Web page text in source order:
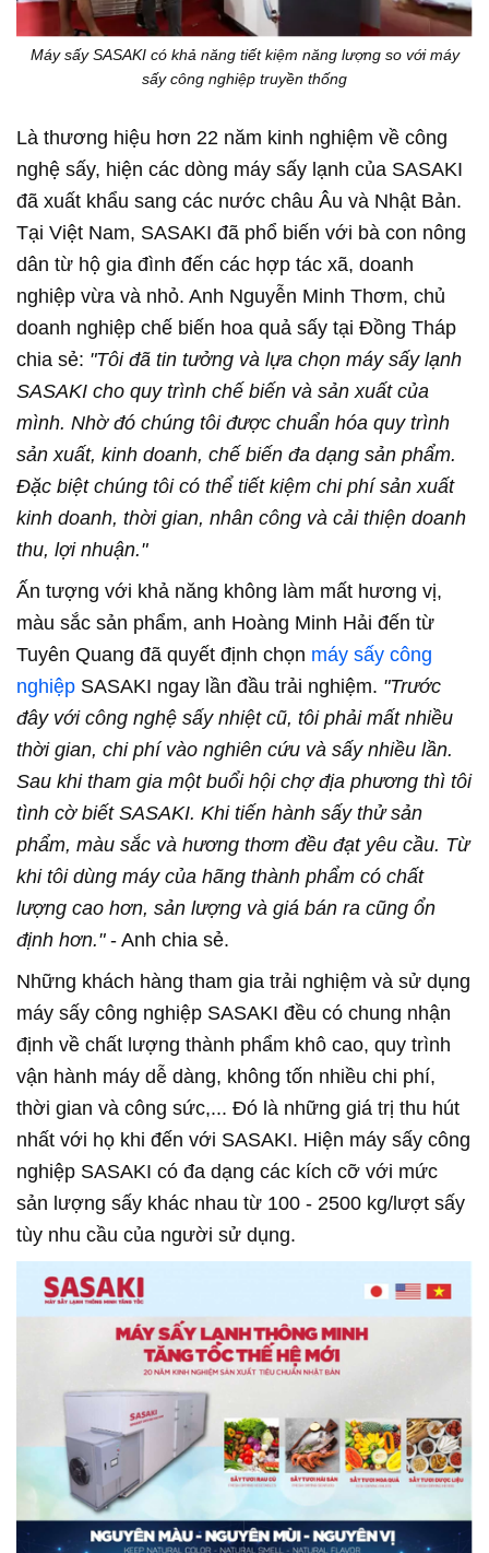
Máy sấy SASAKI có khả năng tiết kiệm năng lượng so với máy
sấy công nghiệp truyền thống
Là thương hiệu hơn 22 năm kinh nghiệm về công
nghệ sấy, hiện các dòng máy sấy lạnh của SASAKI
đã xuất khẩu sang các nước châu Âu và Nhật Bản.
Tại Việt Nam, SASAKI đã phổ biến với bà con nông
dân từ hộ gia đình đến các hợp tác xã, doanh
nghiệp vừa và nhỏ. Anh Nguyễn Minh Thơm, chủ
doanh nghiệp chế biến hoa quả sấy tại Đồng Tháp
chia sẻ: "Tôi đã tin tưởng và lựa chọn máy sấy lạnh
SASAKI cho quy trình chế biến và sản xuất của
mình. Nhờ đó chúng tôi được chuẩn hóa quy trình
sản xuất, kinh doanh, chế biến đa dạng sản phẩm.
Đặc biệt chúng tôi có thể tiết kiệm chi phí sản xuất
kinh doanh, thời gian, nhân công và cải thiện doanh
thu, lợi nhuận."
Ấn tượng với khả năng không làm mất hương vị,
màu sắc sản phẩm, anh Hoàng Minh Hải đến từ
Tuyên Quang đã quyết định chọn máy sấy công
nghiệp SASAKI ngay lần đầu trải nghiệm. "Trước
đây với công nghệ sấy nhiệt cũ, tôi phải mất nhiều
thời gian, chi phí vào nghiên cứu và sấy nhiều lần.
Sau khi tham gia một buổi hội chợ địa phương thì tôi
tình cờ biết SASAKI. Khi tiến hành sấy thử sản
phẩm, màu sắc và hương thơm đều đạt yêu cầu. Từ
khi tôi dùng máy của hãng thành phẩm có chất
lượng cao hơn, sản lượng và giá bán ra cũng ổn
định hơn." - Anh chia sẻ.
Những khách hàng tham gia trải nghiệm và sử dụng
máy sấy công nghiệp SASAKI đều có chung nhận
định về chất lượng thành phẩm khô cao, quy trình
vận hành máy dễ dàng, không tốn nhiều chi phí,
thời gian và công sức,... Đó là những giá trị thu hút
nhất với họ khi đến với SASAKI. Hiện máy sấy công
nghiệp SASAKI có đa dạng các kích cỡ với mức
sản lượng sấy khác nhau từ 100 - 2500 kg/lượt sấy
tùy nhu cầu của người sử dụng.